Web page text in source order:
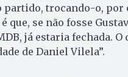
trocando-o, por
que, se não fosse
já estaria fechada. O
de Daniel Vilela”.